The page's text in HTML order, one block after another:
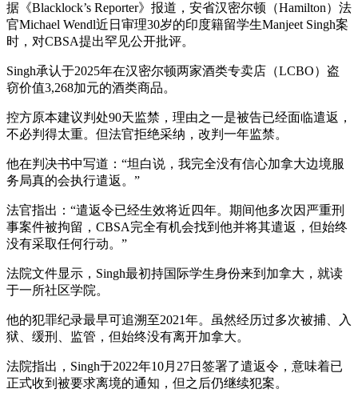
据《Blacklock’s Reporter》报道，安省汉密尔顿（Hamilton）法
官Michael Wendl近日审理30岁的印度籍留学生Manjeet Singh案
时，对CBSA提出罕见公开批评。
Singh承认于2025年在汉密尔顿两家酒类专卖店（LCBO）盗
窃价值3,268加元的酒类商品。
控方原本建议判处90天监禁，理由之一是被告已经面临遣返，
不必判得太重。但法官拒绝采纳，改判一年监禁。
他在判决书中写道：“坦白说，我完全没有信心加拿大边境服
务局真的会执行遣返。”
法官指出：“遣返令已经生效将近四年。期间他多次因严重刑
事案件被拘留，CBSA完全有机会找到他并将其遣返，但始终
没有采取任何行动。”
法院文件显示，Singh最初持国际学生身份来到加拿大，就读
于一所社区学院。
他的犯罪纪录最早可追溯至2021年。虽然经历过多次被捕、入
狱、缓刑、监管，但始终没有离开加拿大。
法院指出，Singh于2022年10月27日签署了遣返令，意味着已
正式收到被要求离境的通知，但之后仍继续犯案。